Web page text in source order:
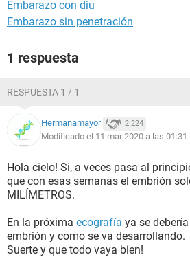
Embarazo con diu
Embarazo sin penetración
1 respuesta
RESPUESTA 1 / 1
Hermanamayor 2.224
Modificado el 11 mar 2020 a las 01:31
Hola cielo! Si, a veces pasa al
que con esas semanas el embrión
MILÍMETROS.
En la próxima ecografía ya se
embrión y como se va desarrollando.
Suerte y que todo vaya bien!